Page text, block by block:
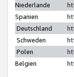
Niederlande
Spanien
Deutschland
Schweden
Polen
Belgien